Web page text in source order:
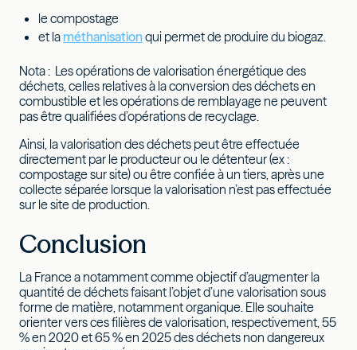
le compostage
et la méthanisation qui permet de produire du biogaz.
Nota : Les opérations de valorisation énergétique des
déchets, celles relatives à la conversion des déchets en
combustible et les opérations de remblayage ne peuvent
pas être qualifiées d’opérations de recyclage.
Ainsi, la valorisation des déchets peut être effectuée
directement par le producteur ou le détenteur (ex :
compostage sur site) ou être confiée à un tiers, après une
collecte séparée lorsque la valorisation n’est pas effectuée
sur le site de production.
Conclusion
La France a notamment comme objectif d’augmenter la
quantité de déchets faisant l’objet d’une valorisation sous
forme de matière, notamment organique. Elle souhaite
orienter vers ces filières de valorisation, respectivement, 55
% en 2020 et 65 % en 2025 des déchets non dangereux